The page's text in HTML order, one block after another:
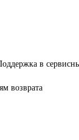
в
возврата